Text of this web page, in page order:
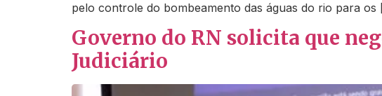
pelo controle do bombeamento das águas do rio para os
Governo do RN solicita que
Judiciário